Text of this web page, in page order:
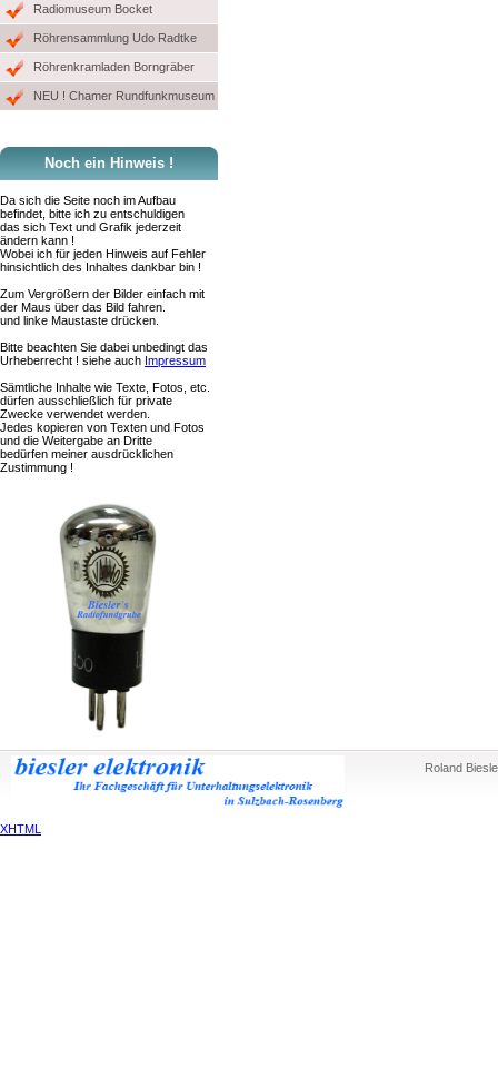
Radiomuseum Bocket
Röhrensammlung Udo Radtke
Röhrenkramladen Borngräber
NEU ! Chamer Rundfunkmuseum
Noch ein Hinweis !
Da sich die Seite noch im Aufbau
befindet, bitte ich zu entschuldigen
das sich Text und Grafik jederzeit
ändern kann !
Wobei ich für jeden Hinweis auf Fehler
hinsichtlich des Inhaltes dankbar bin !
Zum Vergrößern der Bilder einfach mit
der Maus über das Bild fahren.
und linke Maustaste drücken.
Bitte beachten Sie dabei unbedingt das
Urheberrecht ! siehe auch Impressum
Sämtliche Inhalte wie Texte, Fotos, etc.
dürfen ausschließlich für private
Zwecke verwendet werden.
Jedes kopieren von Texten und Fotos
und die Weitergabe an Dritte
bedürfen meiner ausdrücklichen
Zustimmung !
Roland
XHTML